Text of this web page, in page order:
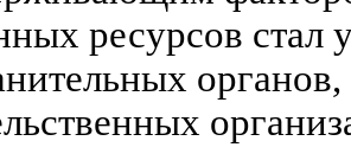
ресурсов стал